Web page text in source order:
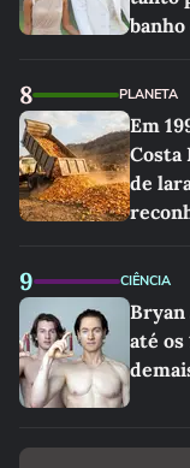
8 PLANETA
Em
Costa
de
9 CIÊNCIA
Bryan
até os